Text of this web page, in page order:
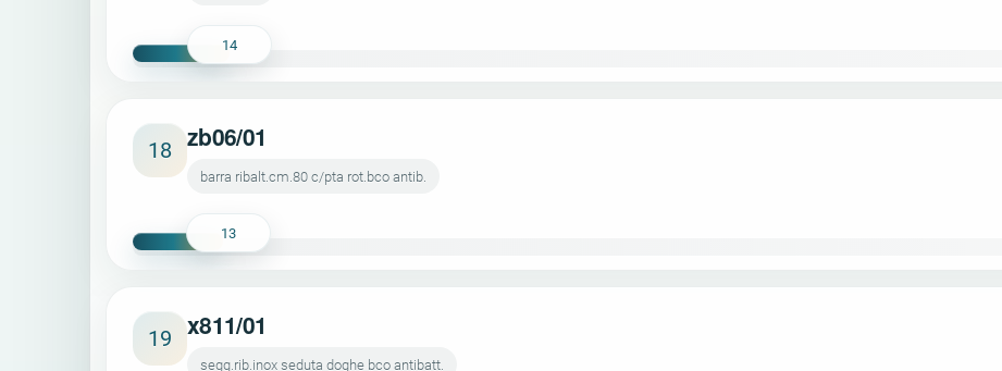
14
18 zb06/01
barra ribalt.cm.80 c/pta rot.bco antib.
13
19 x811/01
segg.rib.inox seduta doghe bco antibatt.